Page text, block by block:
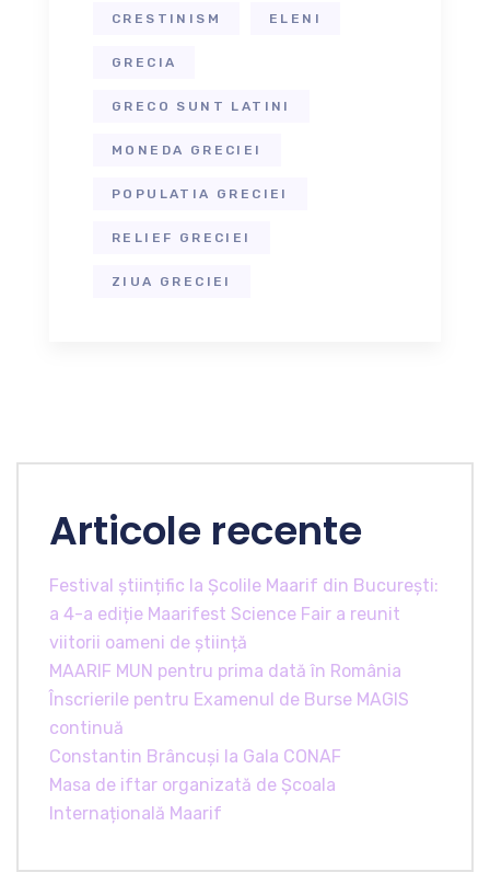
CRESTINISM ELENI
GRECIA
GRECO SUNT LATINI
MONEDA GRECIEI
POPULATIA GRECIEI
RELIEF GRECIEI
ZIUA GRECIEI
Articole recente
Festival științific la Școlile Maarif din București:
a 4-a ediție Maarifest Science Fair a reunit
viitorii oameni de știință
MAARIF MUN pentru prima dată în România
Înscrierile pentru Examenul de Burse MAGIS
continuă
Constantin Brâncuși la Gala CONAF
Masa de iftar organizată de Școala
Internațională Maarif